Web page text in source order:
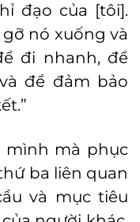
đạo của [tôi].
nó xuống và
đi nhanh, để
để đảm bảo
mình mà phục
ba liên quan
và mục tiêu